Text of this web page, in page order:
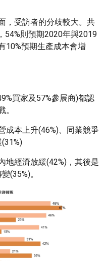
，受訪者的分歧較大。共
54%則預期2020年與2019
10%預期生產成本會增
買家及57%參展商)都認
成本上升(46%)、同業競爭
地經濟放緩(42%)，其後是
(35%)。